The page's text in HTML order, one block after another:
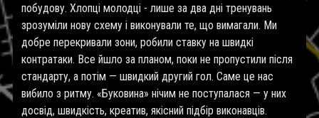
побудову. Хлопці молодці - лише за два дні тренувань
зрозуміли нову схему і виконували те, що вимагали. Ми
добре перекривали зони, робили ставку на швидкі
контратаки. Все йшло за планом, поки не пропустили після
стандарту, а потім — швидкий другий гол. Саме це нас
вибило з ритму. «Буковина» нічим не поступалася — у них
досвід, швидкість, креатив, якісний підбір виконавців.